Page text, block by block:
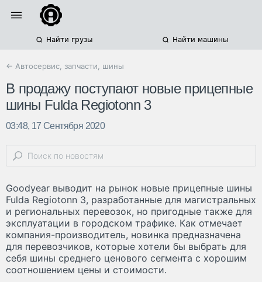
Найти грузы Найти машины
← Автосервис, запчасти, шины
В продажу поступают новые прицепные
шины Fulda Regiotonn 3
03:48, 17 Сентября 2020
Goodyear выводит на рынок новые прицепные шины
Fulda Regiotonn 3, разработанные для магистральных
и региональных перевозок, но пригодные также для
эксплуатации в городском трафике. Как отмечает
компания-производитель, новинка предназначена
для перевозчиков, которые хотели бы выбрать для
себя шины среднего ценового сегмента с хорошим
соотношением цены и стоимости.